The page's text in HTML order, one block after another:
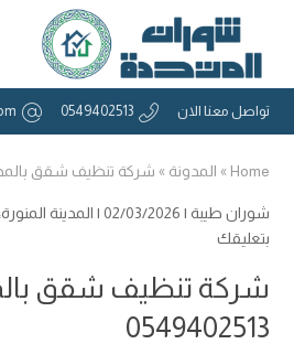
تواصل معنا الان 0549402513
Home
» المدونة » شركة تنظيف شقق بالمدينة
شوران طيبة | 02/03/2026 | المدينة المنورة،
بتعليقك
شركة تنظيف شقق
0549402513